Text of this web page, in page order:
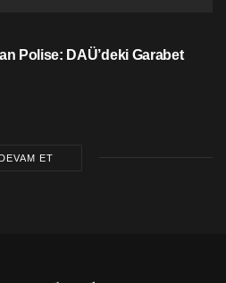
Polise: DAÜ’deki Garabet
DEVAM ET